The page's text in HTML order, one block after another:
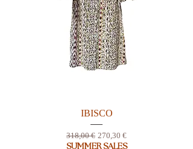
IBISCO
Prix original
318,00 € Prix promotionnel
270,30 €
SUMMER SALES